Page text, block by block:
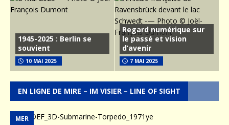
1945-2025 : Berlin se
souvient
10 MAI 2025
Regard numérique sur
le passé et vision
d’avenir
7 MAI 2025
EN LIGNE DE MIRE – IM VISIER – LINE OF SIGHT
MER